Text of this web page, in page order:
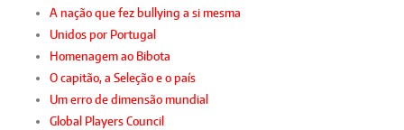
A nação que fez bullying a si mesma
Unidos por Portugal
Homenagem ao Bibota
O capitão, a Seleção e o país
Um erro de dimensão mundial
Global Players Council